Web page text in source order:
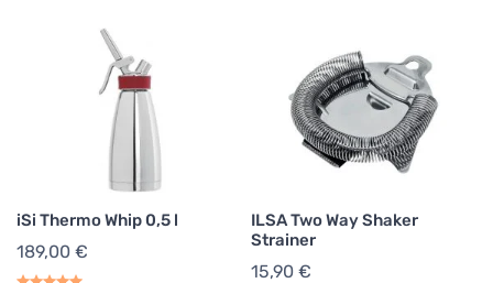
iSi Thermo Whip 0,5 l
189,00 €
ILSA Two Way Shaker
Strainer
15,90 €